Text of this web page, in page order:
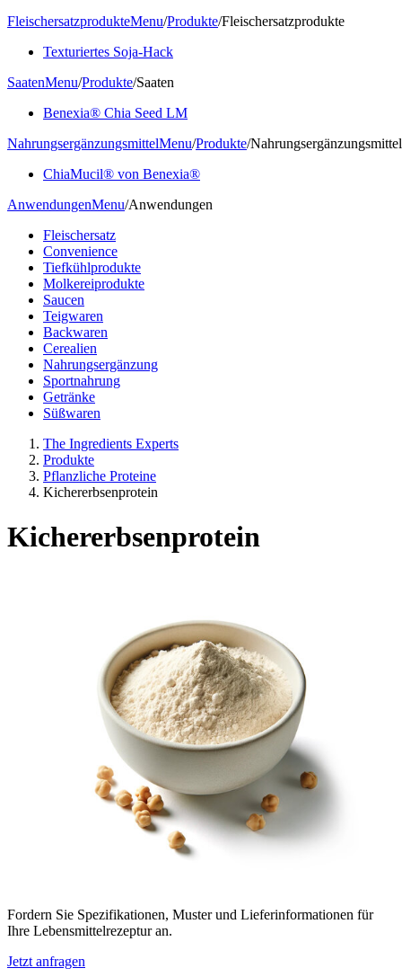
FleischersatzprodukteMenu/Produkte/Fleischersatzprodukte
Texturiertes Soja-Hack
SaatenMenu/Produkte/Saaten
Benexia® Chia Seed LM
NahrungsergänzungsmittelMenu/Produkte/Nahrungsergänzungsmittel
ChiaMucil® von Benexia®
AnwendungenMenu/Anwendungen
Fleischersatz
Convenience
Tiefkühlprodukte
Molkereiprodukte
Saucen
Teigwaren
Backwaren
Cerealien
Nahrungsergänzung
Sportnahrung
Getränke
Süßwaren
The Ingredients Experts
Produkte
Pflanzliche Proteine
Kichererbsenprotein
Kichererbsenprotein
Fordern Sie Spezifikationen, Muster und Lieferinformationen für
Ihre Lebensmittelrezeptur an.
Jetzt anfragen